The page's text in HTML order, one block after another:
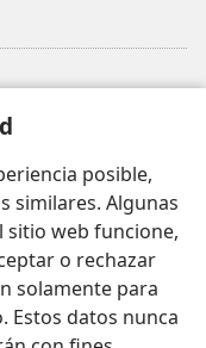
posible,
similares. Algunas
sitio web funcione,
o rechazar
solamente para
Estos datos nunca